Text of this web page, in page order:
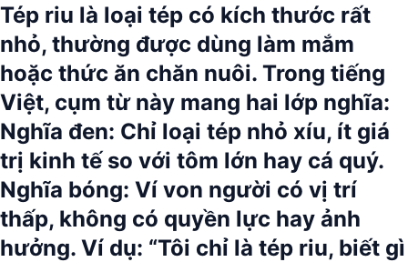
Tép riu là loại tép có kích thước rất
nhỏ, thường được dùng làm mắm
hoặc thức ăn chăn nuôi. Trong tiếng
Việt, cụm từ này mang hai lớp nghĩa:
Nghĩa đen: Chỉ loại tép nhỏ xíu, ít giá
trị kinh tế so với tôm lớn hay cá quý.
Nghĩa bóng: Ví von người có vị trí
thấp, không có quyền lực hay ảnh
hưởng. Ví dụ: “Tôi chỉ là tép riu, biết gì